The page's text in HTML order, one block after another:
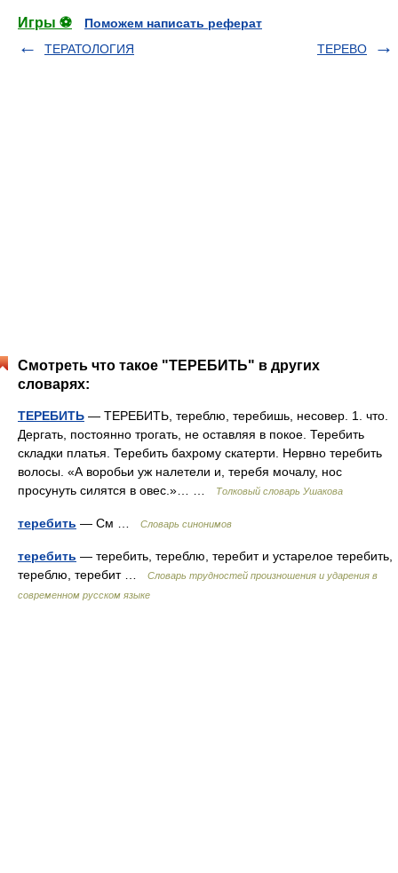
Игры ⚽
Поможем написать реферат
ТЕРАТОЛОГИЯ
ТЕРЕВО
Смотреть что такое "ТЕРЕБИТЬ" в других
словарях:
ТЕРЕБИТЬ — ТЕРЕБИТЬ, тереблю, теребишь, несовер. 1. что.
Дергать, постоянно трогать, не оставляя в покое. Теребить
складки платья. Теребить бахрому скатерти. Нервно теребить
волосы. «А воробьи уж налетели и, теребя мочалу, нос
просунуть силятся в овес.»… …
Толковый словарь Ушакова
теребить — См … Словарь синонимов
теребить — теребить, тереблю, теребит и устарелое теребить,
тереблю, теребит …
Словарь трудностей произношения и ударения в
современном русском языке